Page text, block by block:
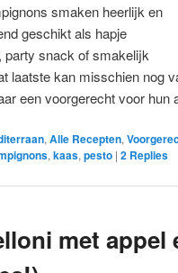
smaken heerlijk en
geschikt als hapje
party snack of smakelijk
laatste kan misschien nog
een voorgerecht voor hun
, Alle Recepten,
, kaas, pesto | 2 Replies
met appel